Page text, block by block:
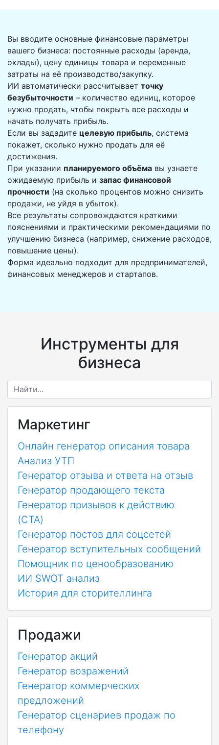
Вы вводите основные финансовые параметры
вашего бизнеса: постоянные расходы (аренда,
оклады), цену единицы товара и переменные
затраты на её производство/закупку.
ИИ автоматически рассчитывает точку
безубыточности – количество единиц, которое
нужно продать, чтобы покрыть все расходы и
начать получать прибыль.
Если вы зададите целевую прибыль, система
покажет, сколько нужно продать для её
достижения.
При указании планируемого объёма вы узнаете
ожидаемую прибыль и запас финансовой
прочности (на сколько процентов можно снизить
продажи, не уйдя в убыток).
Все результаты сопровождаются краткими
пояснениями и практическими рекомендациями по
улучшению бизнеса (например, снижение расходов,
повышение цены).
Форма идеально подходит для предпринимателей,
финансовых менеджеров и стартапов.
Инструменты для
бизнеса
Маркетинг
Онлайн генератор описания товара
Анализ УТП
Генератор отзыва и ответа на отзыв
Генератор продающего текста
Генератор призывов к действию
(CTA)
Генератор постов для соцсетей
Генератор вступительных сообщений
Помощник по ценообразованию
ИИ SWOT анализ
История для сторителлинга
Продажи
Генератор акций
Генератор возражений
Генератор коммерческих
предложений
Генератор сценариев продаж по
телефону